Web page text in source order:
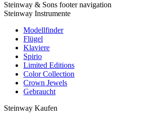
Steinway & Sons footer navigation
Steinway Instrumente
Modellfinder
Flügel
Klaviere
Spirio
Limited Editions
Color Collection
Crown Jewels
Gebraucht
Steinway Kaufen